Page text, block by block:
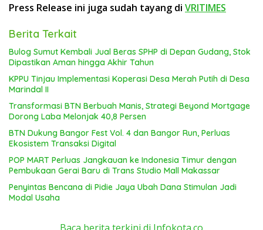
Press Release ini juga sudah tayang di VRITIMES
Berita Terkait
Bulog Sumut Kembali Jual Beras SPHP di Depan Gudang, Stok
Dipastikan Aman hingga Akhir Tahun
KPPU Tinjau Implementasi Koperasi Desa Merah Putih di Desa
Marindal II
Transformasi BTN Berbuah Manis, Strategi Beyond Mortgage
Dorong Laba Melonjak 40,8 Persen
BTN Dukung Bangor Fest Vol. 4 dan Bangor Run, Perluas
Ekosistem Transaksi Digital
POP MART Perluas Jangkauan ke Indonesia Timur dengan
Pembukaan Gerai Baru di Trans Studio Mall Makassar
Penyintas Bencana di Pidie Jaya Ubah Dana Stimulan Jadi
Modal Usaha
Baca berita terkini di Infokota.co